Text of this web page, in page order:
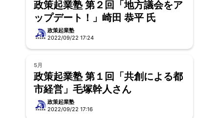
政策起業塾 第２回「地方議会をア
ップデート！」崎田 恭平 氏
政策起業塾
2022/09/22 17:24
5月
政策起業塾 第１回「共創による都
市経営」毛塚幹人さん
政策起業塾
2022/09/22 17:16